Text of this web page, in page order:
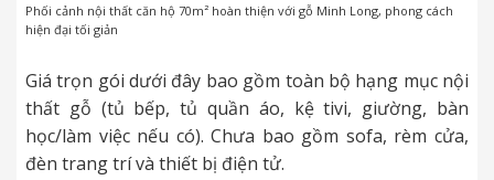
Phối cảnh nội thất căn hộ 70m² hoàn thiện với gỗ Minh Long, phong cách
hiện đại tối giản
Giá trọn gói dưới đây bao gồm toàn bộ hạng mục nội
thất gỗ (tủ bếp, tủ quần áo, kệ tivi, giường, bàn
học/làm việc nếu có). Chưa bao gồm sofa, rèm cửa,
đèn trang trí và thiết bị điện tử.